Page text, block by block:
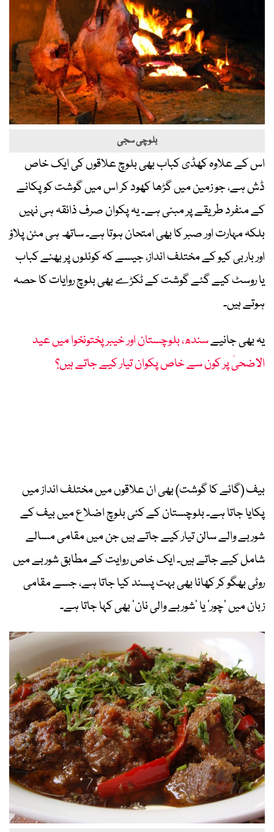
بلوچی سجی
اس کے علاوہ کھڈی کباب بھی بلوچ علاقوں کی ایک خاص
ڈش ہے، جو زمین میں گڑھا کھود کر اس میں گوشت کو پکانے
کے منفرد طریقے پر مبنی ہے۔ یہ پکوان صرف ذائقہ ہی نہیں
بلکہ مہارت اور صبر کا بھی امتحان ہوتا ہے۔ ساتھ ہی مٹن پلاؤ
اور باربی کیو کے مختلف انداز، جیسے کہ کوئلوں پر بھنے کباب
یا روسٹ کیے گئے گوشت کے ٹکڑے بھی بلوچ روایات کا حصہ
ہوتے ہیں۔
یہ بھی جانیےسندھ، بلوچستان اور خیبرپختونخوا میں عید
الاضحیٰ پر کون سے خاص پکوان تیار کیے جاتے ہیں؟
بیف (گائے کا گوشت) بھی ان علاقوں میں مختلف انداز میں
پکایا جاتا ہے۔ بلوچستان کے کئی بلوچ اضلاع میں بیف کے
شوربے والے سالن تیار کیے جاتے ہیں جن میں مقامی مسالے
شامل کیے جاتے ہیں۔ ایک خاص روایت کے مطابق شوربے میں
روٹی بھگو کر کھانا بھی بہت پسند کیا جاتا ہے، جسے مقامی
زبان میں ’چور‘ یا ’شوربے والی نان‘ بھی کہا جاتا ہے۔